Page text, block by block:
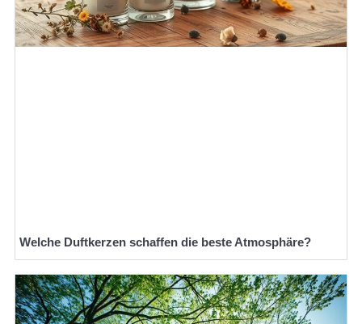
Welche Duftkerzen schaffen die beste Atmosphäre?